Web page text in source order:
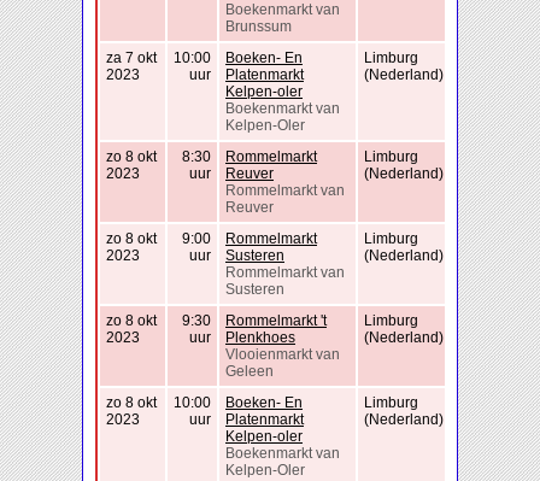
Boekenmarkt van
Brunssum
za 7 okt
2023
10:00
uur
Boeken- En
Platenmarkt
Kelpen-oler
Boekenmarkt van
Kelpen-Oler
Limburg
(Nederland)
zo 8 okt
2023
8:30
uur
Rommelmarkt
Reuver
Rommelmarkt van
Reuver
Limburg
(Nederland)
zo 8 okt
2023
9:00
uur
Rommelmarkt
Susteren
Rommelmarkt van
Susteren
Limburg
(Nederland)
zo 8 okt
2023
9:30
uur
Rommelmarkt 't
Plenkhoes
Vlooienmarkt van
Geleen
Limburg
(Nederland)
zo 8 okt
2023
10:00
uur
Boeken- En
Platenmarkt
Kelpen-oler
Boekenmarkt van
Kelpen-Oler
Limburg
(Nederland)